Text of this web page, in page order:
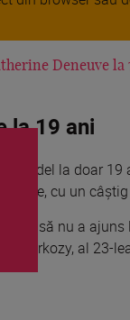
Deneuve
la 19 ani
model la doar
lume, cu un
însă nu a
Sarkozy, al 23-